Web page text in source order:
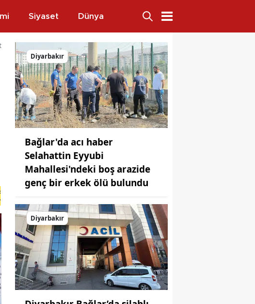
Siyaset Dünya
öne çıktı
Diyarbakır
Bağlar'da acı haber
Selahattin Eyyubi
Mahallesi'ndeki boş arazide
genç bir erkek ölü bulundu
Diyarbakır